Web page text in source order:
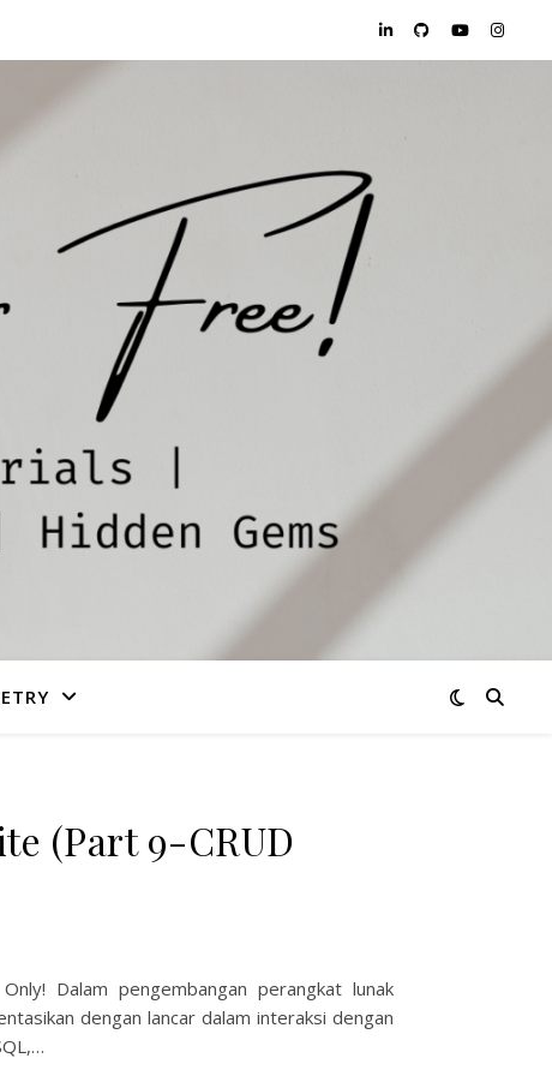
(Part 9-CRUD
Dalam pengembangan perangkat lunak
dengan lancar dalam interaksi dengan